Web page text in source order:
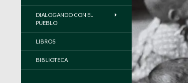
DIALOGANDO CON EL
PUEBLO
LIBROS
BIBLIOTECA